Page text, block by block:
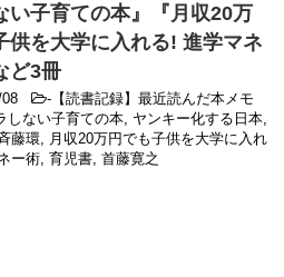
い子育ての本』『月収20万
供を大学に入れる! 進学マネ
ど3冊
- 【読書記録】最近読んだ本メモ
しない子育ての本, ヤンキー化する日本,
藤環, 月収20万円でも子供を大学に入れ
ー術, 育児書, 首藤寛之